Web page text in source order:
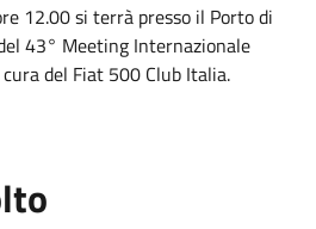
12.00 si terrà presso il Porto di
43° Meeting Internazionale
del Fiat 500 Club Italia.